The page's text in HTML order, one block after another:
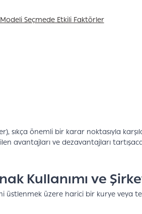
Seçmede Etkili Faktörler
sıkça önemli bir karar noktasıyla
avantajları ve dezavantajları
Kullanımı ve
üstlenmek üzere harici bir kurye veya